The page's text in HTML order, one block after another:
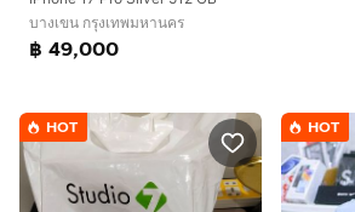
บางเขน กรุงเทพมหานคร
฿ 49,000
HOT HOT